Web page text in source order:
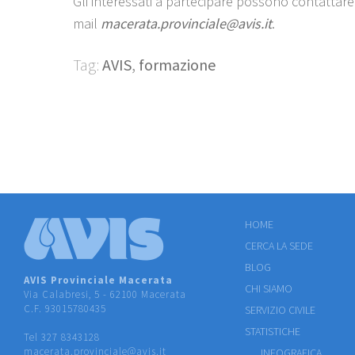
mail macerata.provinciale@avis.it.
Tag: AVIS, formazione
AVIS Provinciale Macerata
Via Calabresi, 5 - 62100 Macerata
C.F. 93015780435
Tel 327 8343128
macerata.provinciale@avis.it
HOME
CERCA LA SEDE
BLOG
CHI SIAMO
SERVIZIO CIVILE
STATISTICHE